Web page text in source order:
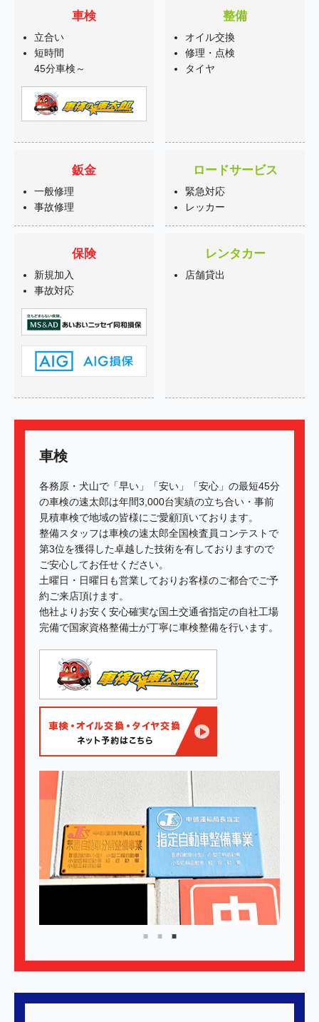
車検
立合い
短時間
45分車検～
整備
オイル交換
修理・点検
タイヤ
鈑金
一般修理
事故修理
ロードサービス
緊急対応
レッカー
保険
新規加入
事故対応
レンタカー
店舗貸出
車検
各務原・犬山で「早い」「安い」「安心」の最短45分
の車検の速太郎は年間3,000台実績の立ち合い・事前
見積車検で地域の皆様にご愛顧頂いております。
整備スタッフは車検の速太郎全国検査員コンテストで
第3位を獲得した卓越した技術を有しておりますので
ご安心してお任せください。
土曜日・日曜日も営業しておりお客様のご都合でご予
約ご来店頂けます。
他社よりお安く安心確実な国土交通省指定の自社工場
完備で国家資格整備士が丁寧に車検整備を行います。